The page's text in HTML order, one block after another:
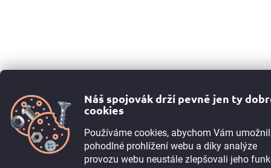
Náš spojovák drží pevně jen ty
cookies
Používáme cookies, abychom Vám
pohodlné prohlížení webu a díky analýze
provozu webu neustále zlepšovali jeho